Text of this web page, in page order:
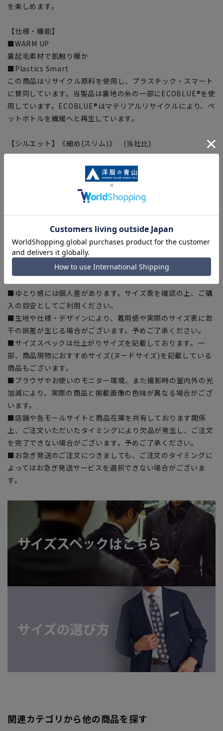
を楽しめます。
【仕様・機能】
■WARM UP
裏起毛素材で肌触り暖か
■Plastics Smart
この商品はリサイクル原料を使用し、プラスチック・スマート
に賛同しています。当製品は裏地の糸の一部にECOBLUE®を使
用しています。ECOBLUE®はマテリアルリサイクルにより、ペ
ットボトルを繊維へと再生しています。
【シルエット】《細め(スリム)》 (当社比)
■こちらの商品はご購入時またはご購入後の裾上げが必要な商
品となります。裾上げテープは当サイトでご購入いただけま
SUSOTAPE010
※こちらの商品は在庫切れの場合がございます。
【商品に関するご注意】
■商品画像はサンプルのため、色味やサイズ等の仕様に変更が
■ゆとり感には個人差があります。サイズ表を確認の上、ご購
入の目安としてご利用ください。
■生地や仕様・デザインにより、着用感や実際のサイズ表に若
干の誤差が生じる場合がございます。予めご了承ください。
■サイズスペックは仕上がりサイズを記載しております。一
部、商品現物におすすめサイズ(ヌードサイズ)を記載している
商品もございます。
■ブラウザやお使いのモニター環境、また撮影時の室内外の光
加減により、実際の商品と掲載画像の色味が異なる場合がござ
います。
■店舗や各モールサイトと商品在庫を共有しております関係
上、ご注文いただいたタイミングにより欠品が発生し、ご注文
を完了できない場合がございます。予めご了承ください。
■お急ぎ発送のご注文につきましても、ご注文のタイミングに
よってはお急ぎ発送サービスを選択できない場合がございま
す。
関連カテゴリから他の商品を探す